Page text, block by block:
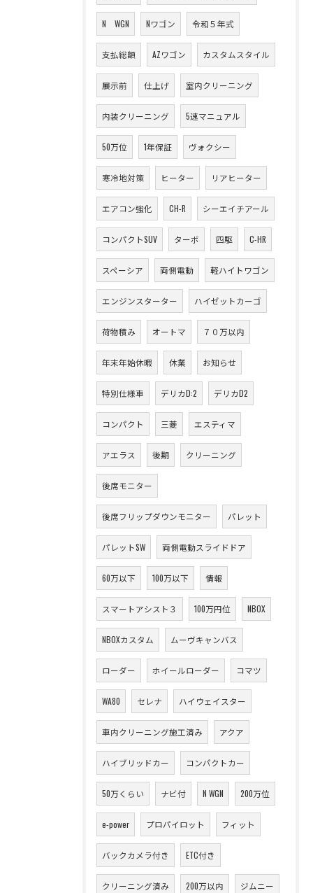
N WGN Nワゴン 令和５年式
支払総額 AZワゴン カスタムスタイル
展示前 仕上げ 室内クリーニング
内装クリーニング 5速マニュアル
50万位 1年保証 ヴォクシー
寒冷地対策 ヒーター リアヒーター
エアコン強化 CH-R シーエイチアール
コンパクトSUV ターボ 四駆 C-HR
スペーシア 両側電動 軽ハイトワゴン
エンジンスターター ハイゼットカーゴ
荷物積み オートマ ７０万以内
年末年始休暇 休業 お知らせ
特別仕様車 デリカD:2 デリカD2
コンパクト 三菱 エスティマ
アエラス 後期 クリーニング
後席モニター
後席フリップダウンモニター パレット
パレットSW 両側電動スライドドア
60万以下 100万以下 情報
スマートアシスト３ 100万円位 NBOX
NBOXカスタム ムーヴキャンバス
ローダー ホイールローダー コマツ
WA80 セレナ ハイウェイスター
車内クリーニング施工済み アクア
ハイブリッドカー コンパクトカー
50万くらい ナビ付 N WGN 200万位
e-power プロパイロット フィット
バックカメラ付き ETC付き
クリーニング済み 200万以内 ジムニー